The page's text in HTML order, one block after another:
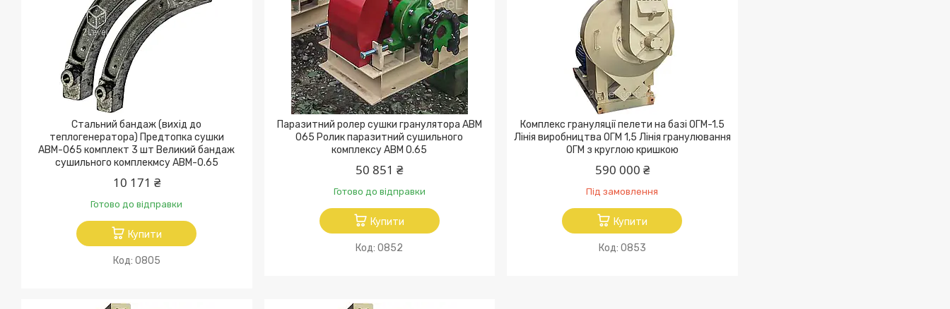
Стальний бандаж (вихід до
теплогенератора) Предтопка сушки
АВМ-065 комплект 3 шт Великий бандаж
сушильного комплекмсу АВМ-0.65
10 171 ₴
Готово до відправки
Купити
0805
Паразитний ролер сушки гранулятора АВМ
065 Ролик паразитний сушильного
комплексу АВМ 0.65
50 851 ₴
Готово до відправки
Купити
0852
Комплекс грануляції пелети на базі ОГМ-1.5
Лінія виробництва ОГМ 1,5 Лінія гранулювання
ОГМ з круглою кришкою
590 000 ₴
Під замовлення
Купити
0853